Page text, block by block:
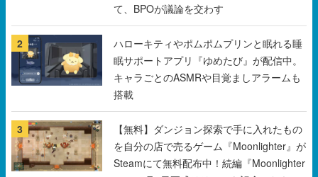
て、BPOが議論を交わす
2
ハローキティやポムポムプリンと眠れる睡
眠サポートアプリ『ゆめたび』が配信中。
キャラごとのASMRや目覚ましアラームも
搭載
3
【無料】ダンジョン探索で手に入れたもの
を自分の店で売るゲーム『Moonlighter』が
Steamにて無料配布中！続編『Moonlighter